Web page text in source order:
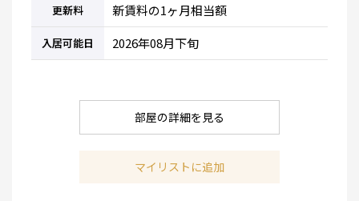
更新料 新賃料の1ヶ月相当額
入居可能日 2026年08月下旬
部屋の詳細を見る
マイリストに追加